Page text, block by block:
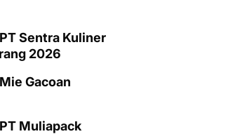
Sentra Kuliner
2026
Gacoan
Muliapack